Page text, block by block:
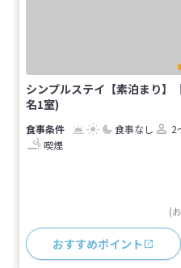
シンプルステイ【素泊まり】
名1室)
食事なし 2
喫煙
(
おすすめポイント